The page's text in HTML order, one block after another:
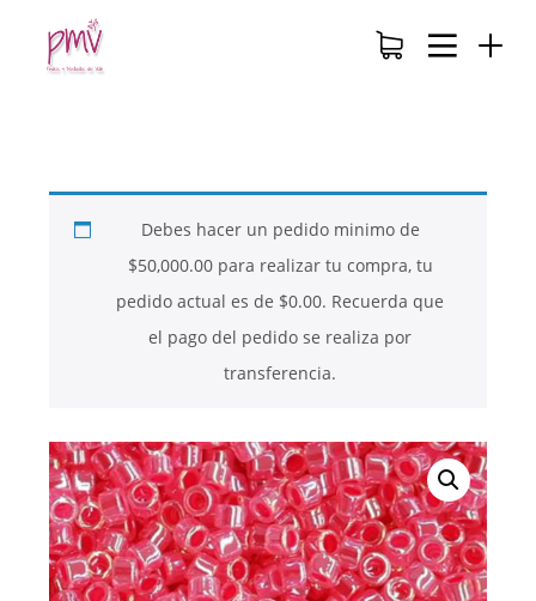
26
NOVIEMBRE
2017
QUE PIEDRAS
SE USAN PARA
BISUTERÍA Y
JOYERÍA
26
NOVIEMBRE
2017
QUE ES LA
MOSTACILLA?
26
NOVIEMBRE
2017
NUESTROS
CURSOS
Debes hacer un pedido minimo de
$50,000.00para realizar tu compra, tu
pedido actual es de $0.00. Recuerda que
el pago del pedido se realiza por
transferencia.